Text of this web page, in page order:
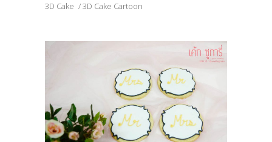
3D Cake 3D Cake Cartoon